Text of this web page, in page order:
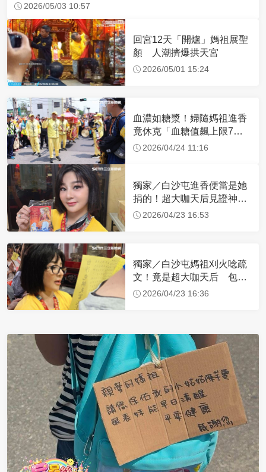
2026/05/03 10:57
回宮12天「開爐」媽祖展聖
顏 人潮擠爆拱天宮
2026/05/01 15:24
血濃如糖漿！婦隨媽祖進香
竟休克「血糖值飆上限7
倍」 醫曝原因
2026/04/24 11:16
獨家／白沙屯進香便當是她
捐的！超大咖天后見證神
蹟 一靠近媽祖就爆哭
2026/04/23 16:53
獨家／白沙屯媽祖刈火唸疏
文！竟是超大咖天后 包尿
布忍尿5小時不喊累
2026/04/23 16:36